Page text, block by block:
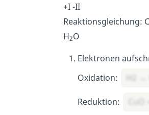
+I -II
Reaktionsgleichung:
H2O
Elektronen
Oxidation:
H2 →
Reduktion: